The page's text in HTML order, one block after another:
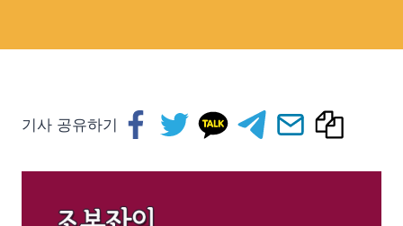
기사 공유하기